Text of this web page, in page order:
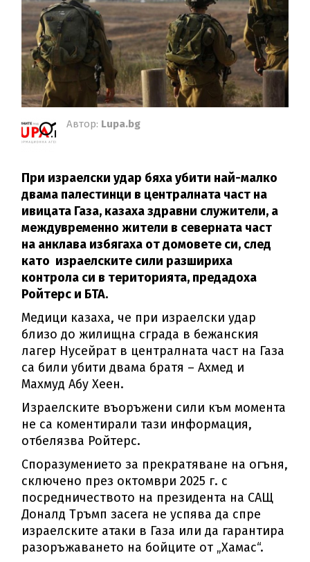
Автор: Lupa.bg
При израелски удар бяха убити най-малко
двама палестинци в централната част на
ивицата Газа, казаха здравни служители, а
междувременно жители в северната част
на анклава избягаха от домовете си, след
като израелските сили разшириха
контрола си в територията, предадоха
Ройтерс и БТА.
Медици казаха, че при израелски удар
близо до жилищна сграда в бежанския
лагер Нусейрат в централната част на Газа
са били убити двама братя – Ахмед и
Махмуд Абу Хеен.
Израелските въоръжени сили към момента
не са коментирали тази информация,
отбелязва Ройтерс.
Споразумението за прекратяване на огъня,
сключено през октомври 2025 г. с
посредничеството на президента на САЩ
Доналд Тръмп засега не успява да спре
израелските атаки в Газа или да гарантира
разоръжаването на бойците от „Хамас“.